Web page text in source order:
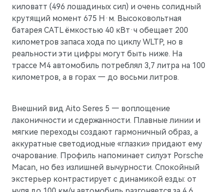
M7 Представительский кроссовер
киловатт (496 лошадиных сил) и очень солидный
крутящий момент 675 Н·м. Высоковольтная
батарея CATL ёмкостью 40 кВт·ч обещает 200
километров запаса хода по циклу WLTP, но в
реальности эти цифры могут быть ниже. На
трассе М4 автомобиль потреблял 3,7 литра на 100
километров, а в горах — до восьми литров.
Внешний вид Aito Seres 5 — воплощение
лаконичности и сдержанности. Плавные линии и
мягкие переходы создают гармоничный образ, а
аккуратные светодиодные «глазки» придают ему
очарование. Профиль напоминает силуэт Porsche
Macan, но без излишней вычурности. Спокойный
экстерьер контрастирует с динамикой езды: от